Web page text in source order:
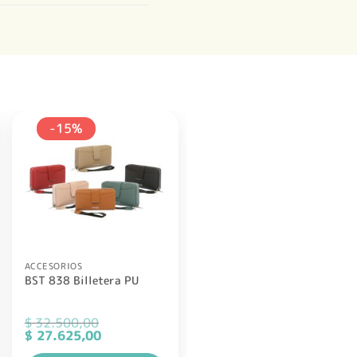
-15%
ACCESORIOS
BST 838 Billetera PU
$32.500,00
El
precio
$ 27.625,00El